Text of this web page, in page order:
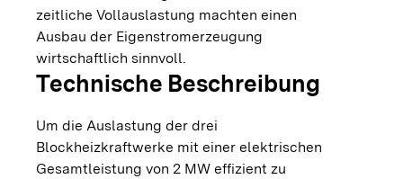
zeitliche Vollauslastung machten einen
Ausbau der Eigenstromerzeugung
wirtschaftlich sinnvoll.
Technische Beschreibung
Um die Auslastung der drei
Blockheizkraftwerke mit einer elektrischen
Gesamtleistung von 2 MW effizient zu